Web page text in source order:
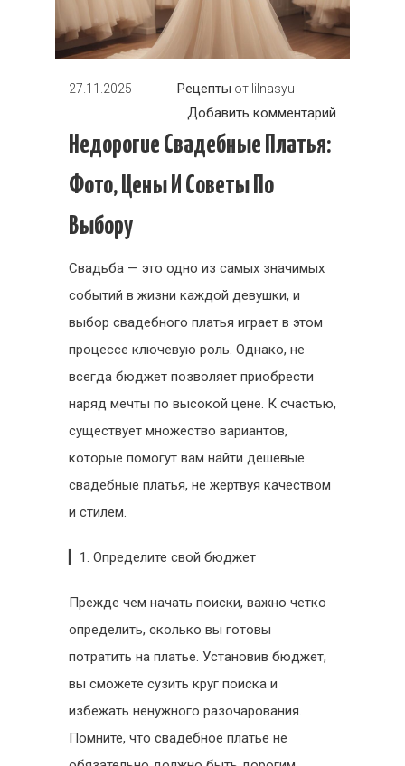
27.11.2025 Рецепты от lilnasyu
Добавить комментарий
Недорогие Свадебные Платья:
Фото, Цены И Советы По
Выбору
Свадьба — это одно из самых значимых
событий в жизни каждой девушки, и
выбор свадебного платья играет в этом
процессе ключевую роль. Однако, не
всегда бюджет позволяет приобрести
наряд мечты по высокой цене. К счастью,
существует множество вариантов,
которые помогут вам найти дешевые
свадебные платья, не жертвуя качеством
и стилем.
▎1. Определите свой бюджет
Прежде чем начать поиски, важно четко
определить, сколько вы готовы
потратить на платье. Установив бюджет,
вы сможете сузить круг поиска и
избежать ненужного разочарования.
Помните, что свадебное платье не